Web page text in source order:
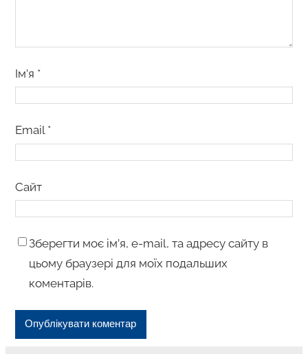
Ім’я *
Email *
Сайт
Зберегти моє ім’я, e-mail, та адресу сайту в
цьому браузері для моїх подальших
коментарів.